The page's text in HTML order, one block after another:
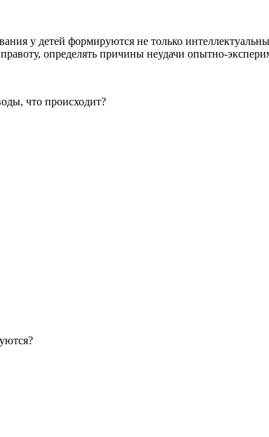
у детей формируются не только
определять причины неудачи опытно-
что происходит?